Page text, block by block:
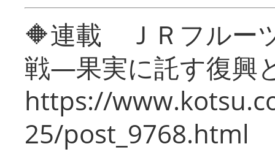
🔶連載 ＪＲフルー
戦―果実に託す復興
https://
25/post_9768.html